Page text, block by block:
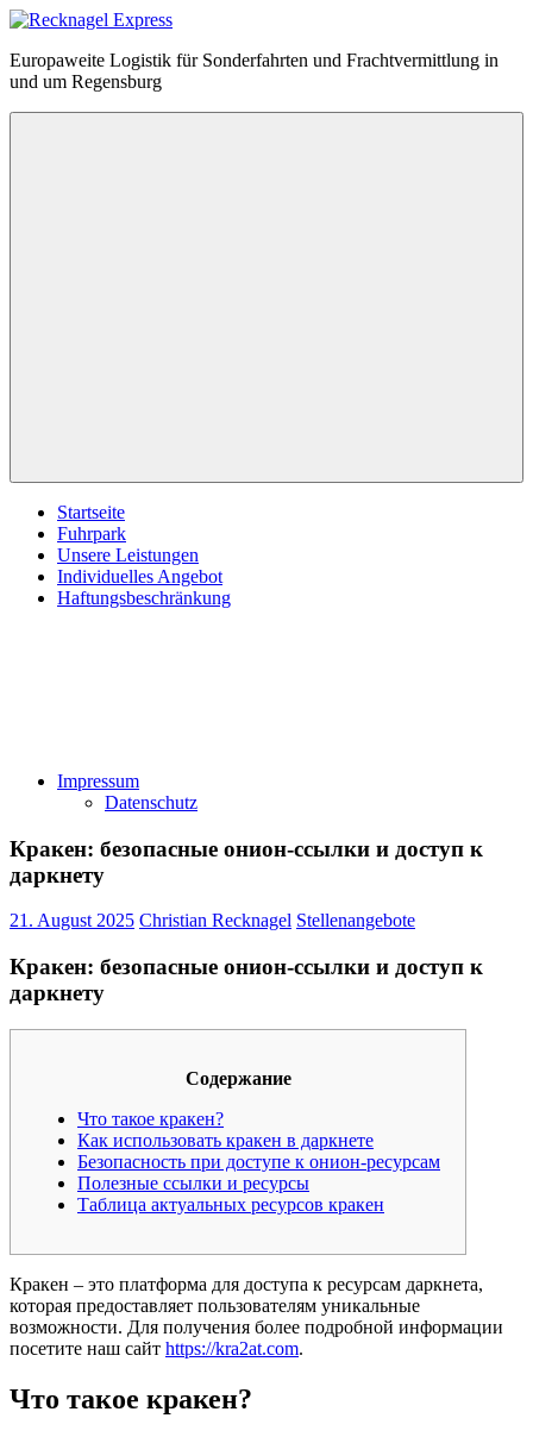
Zum
springen
Recknagel
Express
Europaweite Logistik für Sonderfahrten und Frachtvermittlung in
und um Regensburg
Startseite
Fuhrpark
Unsere Leistungen
Individuelles Angebot
Haftungsbeschränkung
Impressum
Datenschutz
Кракен: безопасные онион-ссылки и доступ к
даркнету
21. August 2025 Christian Recknagel Stellenangebote
Кракен: безопасные онион-ссылки и доступ к
даркнету
Содержание
Что такое кракен?
Как использовать кракен в даркнете
Безопасность при доступе к онион-ресурсам
Полезные ссылки и ресурсы
Таблица актуальных ресурсов кракен
Кракен – это платформа для доступа к ресурсам даркнета,
которая предоставляет пользователям уникальные
возможности. Для получения более подробной информации
посетите наш сайт https://kra2at.com.
Что такое кракен?